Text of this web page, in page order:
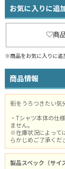
お気に入りに追
商
※商品をお気に入りに追
商品情報
街をうろつきたい気
・Tシャツ本体の仕
ません。
※在庫状況によって
らかじめご了承くだ
製品スペック（サイ